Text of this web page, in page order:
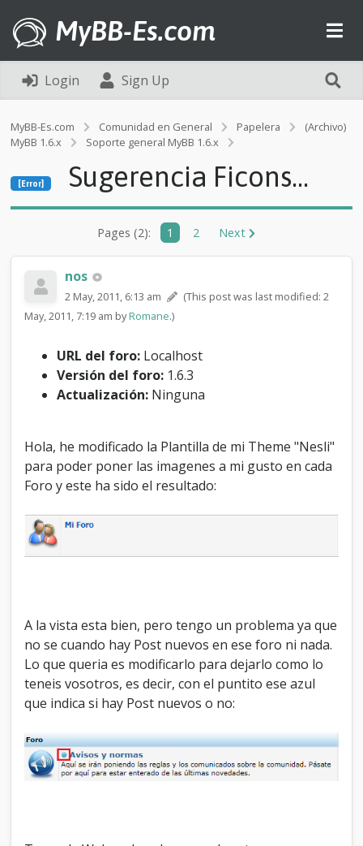
MyBB-Es.com
Login Sign Up
MyBB-Es.com Comunidad en General Papelera
(Archivo)
MyBB 1.6.x
Soporte general MyBB 1.6.x
S
u
g
r
i
.
[Error] Sugerencia Ficons...
Pages (2): 1 2 Next
nos
2 May, 2011, 6:13 am
(This post was last modified: 2
May, 2011, 7:19 am byRomane.)
URL del foro: Localhost
Versión del foro: 1.6.3
Actualización: Ninguna
Hola, he modificado la Plantilla de mi Theme "Nesli"
para poder poner las imagenes a mi gusto en cada
Foro y este ha sido el resultado:
A la vista esta bien, pero tengo un problema ya que
no se cuando hay Post nuevos en ese foro ni nada.
Lo que queria es modificarlo para dejarlo como lo
teneis vosotros, es decir, con el puntito ese azul
que indica si hay Post nuevos o no: